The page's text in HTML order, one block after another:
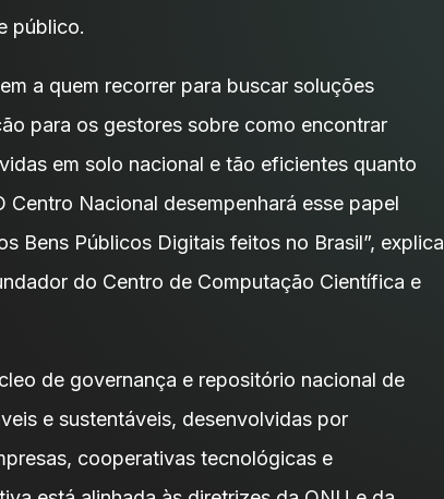
público.
a quem recorrer para buscar soluções
para os gestores sobre como encontrar
em solo nacional e tão eficientes quanto
Nacional desempenhará esse papel
Bens Públicos Digitais feitos no Brasil”, explica
do Centro de Computação Científica e
de governança e repositório nacional de
e sustentáveis, desenvolvidas por
cooperativas tecnológicas e